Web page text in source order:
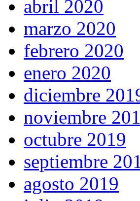
abril 2020
marzo 2020
febrero 2020
enero 2020
diciembre
noviembre
octubre 2019
septiembre
agosto 2019